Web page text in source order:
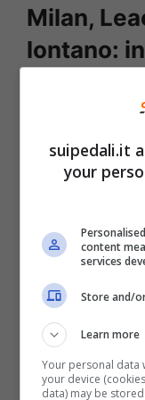
Milan,
lontano:
all’addio.Molte
affermano
il tecnico/
potrebbe
Jorge Mendes.
portoghese
una nuova
come ha fatto
suipedali.it
your
content
services
Store and/
Learn more
Your personal data
your device
data) may be